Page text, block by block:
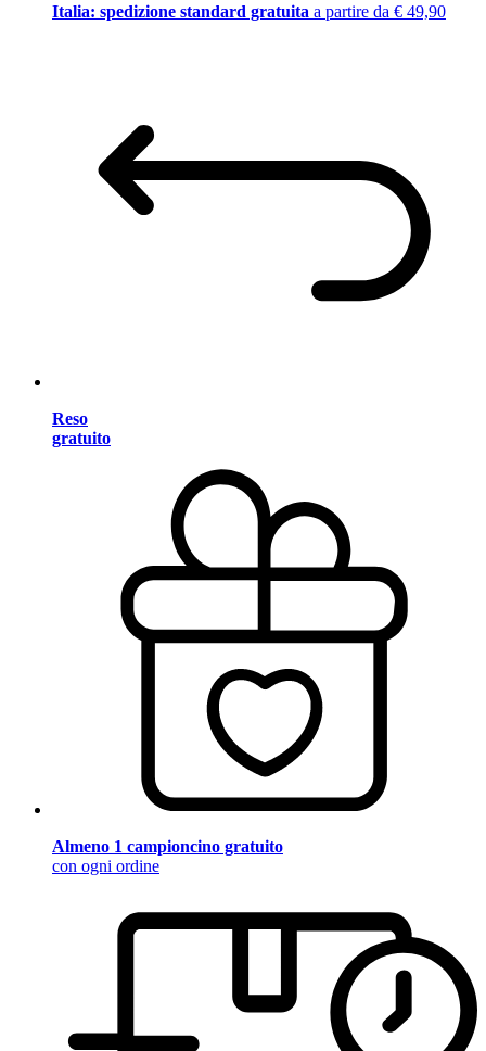
Italia: spedizione standard gratuita a partire da € 49,90
Reso
gratuito
Almeno 1 campioncino gratuito
con ogni ordine